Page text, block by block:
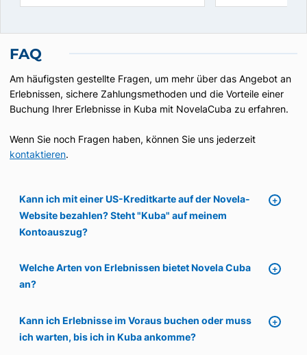
FAQ
Am häufigsten gestellte Fragen, um mehr über das Angebot an
Erlebnissen, sichere Zahlungsmethoden und die Vorteile einer
Buchung Ihrer Erlebnisse in Kuba mit NovelaCuba zu erfahren.
Wenn Sie noch Fragen haben, können Sie uns jederzeit
kontaktieren.
Kann ich mit einer US-Kreditkarte auf der Novela-
Website bezahlen? Steht "Kuba" auf meinem
Kontoauszug?
Welche Arten von Erlebnissen bietet Novela Cuba
an?
Kann ich Erlebnisse im Voraus buchen oder muss
ich warten, bis ich in Kuba ankomme?